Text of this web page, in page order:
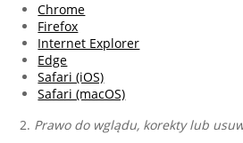
Chrome
Firefox
Internet Explorer
Edge
Safari (iOS)
Safari (macOS)
2. Prawo do wglądu, korekty lub